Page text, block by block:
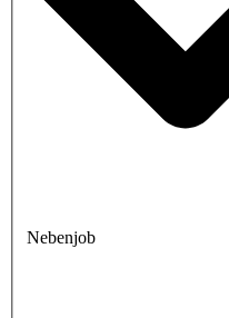
Nebenjob